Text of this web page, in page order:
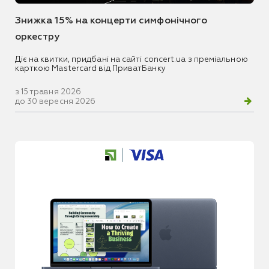
Знижка 15% на концерти симфонічного
оркестру
Діє на квитки, придбані на сайті concert.ua з преміальною
карткою Mastercard від ПриватБанку
з 15 травня 2026
до 30 вересня 2026